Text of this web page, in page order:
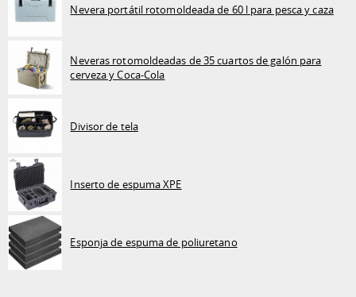
Nevera portátil rotomoldeada de 60 l para pesca y caza
Neveras rotomoldeadas de 35 cuartos de galón para
cerveza y Coca-Cola
Divisor de tela
Inserto de espuma XPE
Esponja de espuma de poliuretano